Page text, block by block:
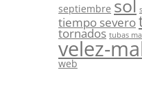
septiembre sol
tiempo severo
tornados tubas
velez-
web